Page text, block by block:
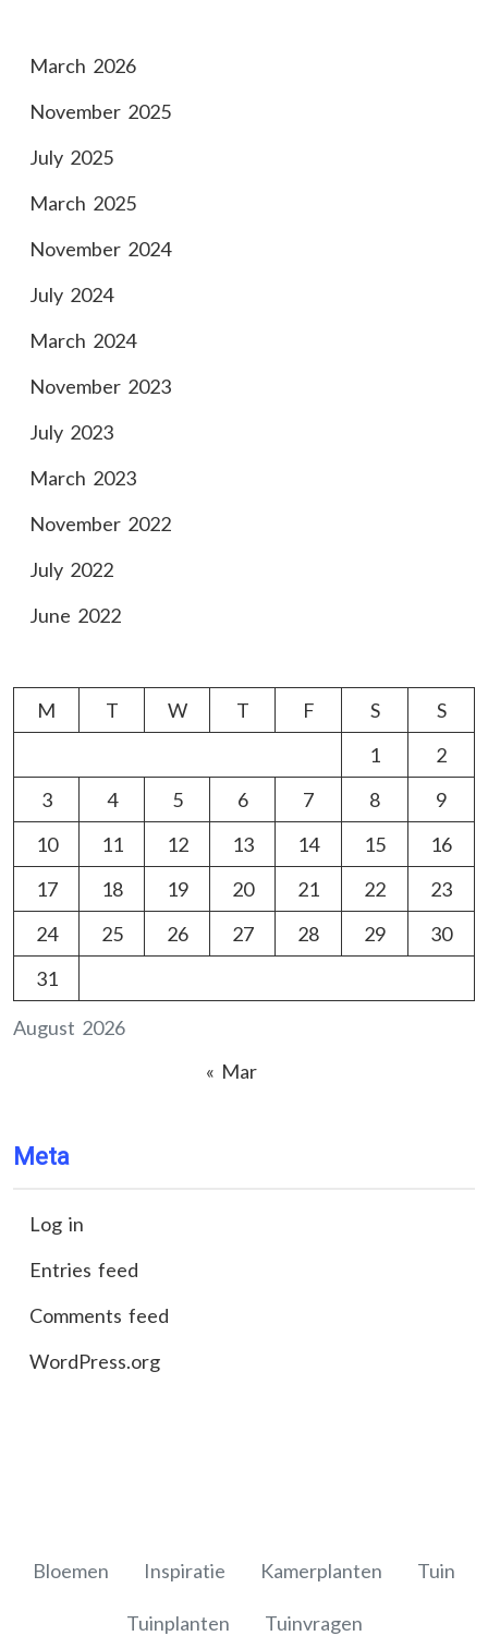
March 2026
November 2025
July 2025
March 2025
November 2024
July 2024
March 2024
November 2023
July 2023
March 2023
November 2022
July 2022
June 2022
August 2026
M T W T F S
S
1
2
3
4 5 6 7 8
9
10
11 12 13 14 15
16
17
18 19 20 21 22
23
24
25 26 27 28 29
30
31
« Mar
Meta
Log in
Entries feed
Comments feed
WordPress.org
Bloemen Inspiratie Kamerplanten Tuin
Tuinplanten Tuinvragen